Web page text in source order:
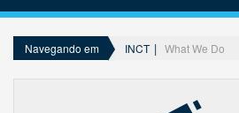
Navegando em INCT What We Do